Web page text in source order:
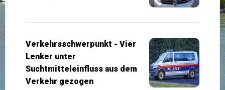
Verkehrsschwerpunkt - Vier
Lenker unter
Suchtmitteleinfluss aus dem
Verkehr gezogen